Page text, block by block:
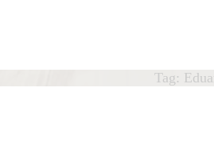
Tag:
António
CÁTEDRA